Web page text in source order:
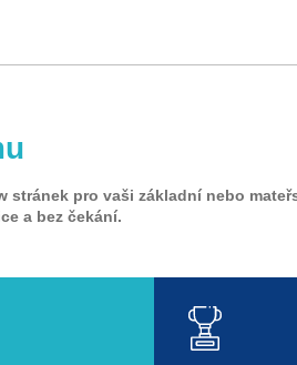
stránek pro vaši základní nebo
a bez čekání.